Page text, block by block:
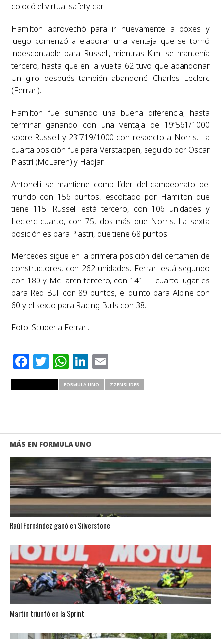
colocó el virtual safety car.
Hamilton aprovechó para ir nuevamente a boxes y
luego comenzó a elaborar una ventaja que se tornó
indescontable para Russell, mientras Kimi se mantenía
tercero, hasta que en la vuelta 62 tuvo que abandonar.
Un giro después también abandonó Charles Leclerc
(Ferrari).
Hamilton fue sumando una buena diferencia, hasta
terminar ganando con una ventaja de 19”561/1000
sobre Russell y 23”719/1000 con respecto a Norris. La
cuarta posición fue para Verstappen, seguido por Oscar
Piastri (McLaren) y Hadjar.
Antonelli se mantiene como líder del campeonato del
mundo con 156 puntos, escoltado por Hamilton que
tiene 115. Russell está tercero, con 106 unidades y
Leclerc cuarto, con 75, dos más que Norris. La sexta
posición es para Piastri, que tiene 68 puntos.
Mercedes sigue en la primera posición del certamen de
constructores, con 262 unidades. Ferrari está segundo
con 180 y McLaren tercero, con 141. El cuarto lugar es
para Red Bull con 89 puntos, el quinto para Alpine con
60 y el sexto para Racing Bulls con 38.
Foto: Scuderia Ferrari.
Facebook
Twitter
WhatsApp
LinkedIn
Email
FORMULA UNO ZZENSLIDER
MÁS EN FORMULA UNO
Raúl Fernández ganó en Silverstone
Martín triunfó en la Sprint